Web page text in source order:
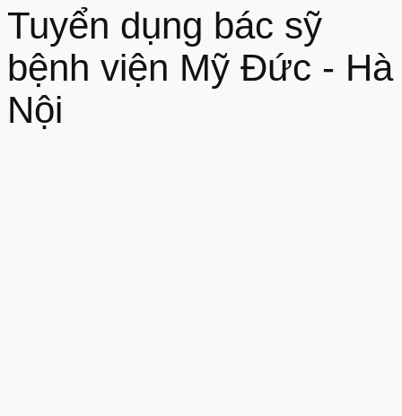
Tuyển dụng bác sỹ
bệnh viện Mỹ Đức - Hà
Nội